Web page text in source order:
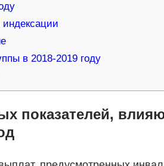
в 2018-2019 году
показателей,